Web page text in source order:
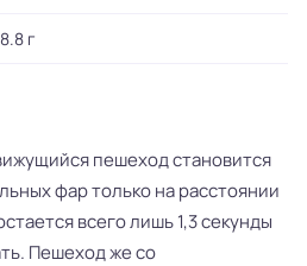
8.8 г
пешеход становится
фар только на расстоянии
всего лишь 1,3 секунды
Пешеход же со